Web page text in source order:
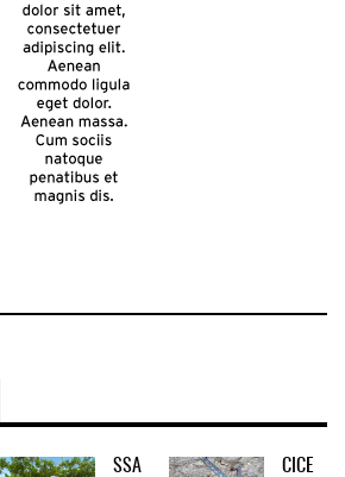
SSA CICE